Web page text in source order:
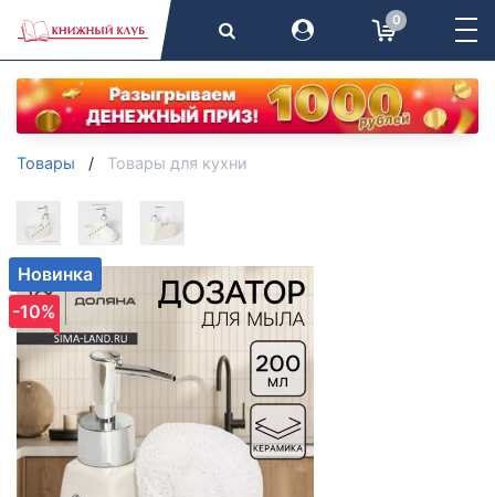
0
Товары Товары для кухни
Новинка
-10%